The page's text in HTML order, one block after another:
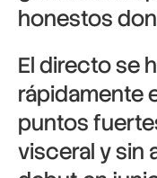
honestos
El directo se
rápidamente
puntos
visceral y sin